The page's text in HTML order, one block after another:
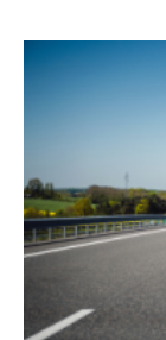
Saint-
Just
mandats
de
conseillers
Autoroute
sur
un
litige
de